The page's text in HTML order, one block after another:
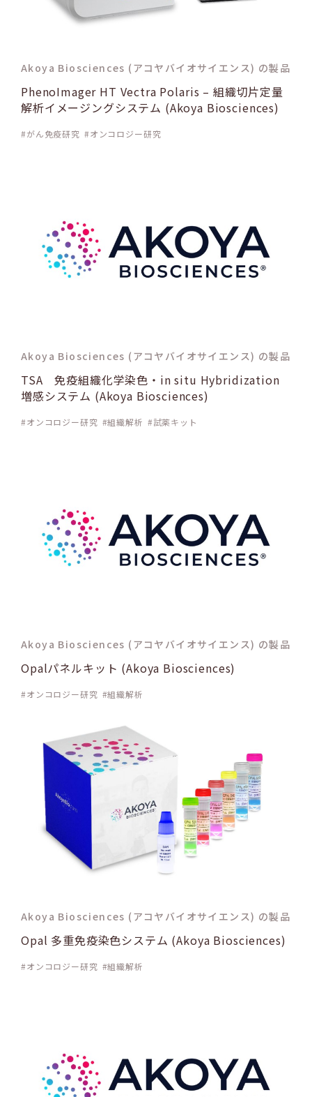
Akoya Biosciences (アコヤバイオサイエンス) の製品
PhenoImager HT Vectra Polaris – 組織切片定量
解析イメージングシステム (Akoya Biosciences)
がん免疫研究 オンコロジー研究
Akoya Biosciences (アコヤバイオサイエンス) の製品
TSA 免疫組織化学染色・in situ Hybridization
増感システム (Akoya Biosciences)
オンコロジー研究 組織解析 試薬キット
Akoya Biosciences (アコヤバイオサイエンス) の製品
Opalパネルキット (Akoya Biosciences)
オンコロジー研究 組織解析
Akoya Biosciences (アコヤバイオサイエンス) の製品
Opal 多重免疫染色システム (Akoya Biosciences)
オンコロジー研究 組織解析